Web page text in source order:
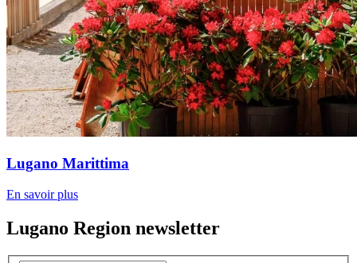
Lugano Marittima
En savoir plus
Lugano Region newsletter